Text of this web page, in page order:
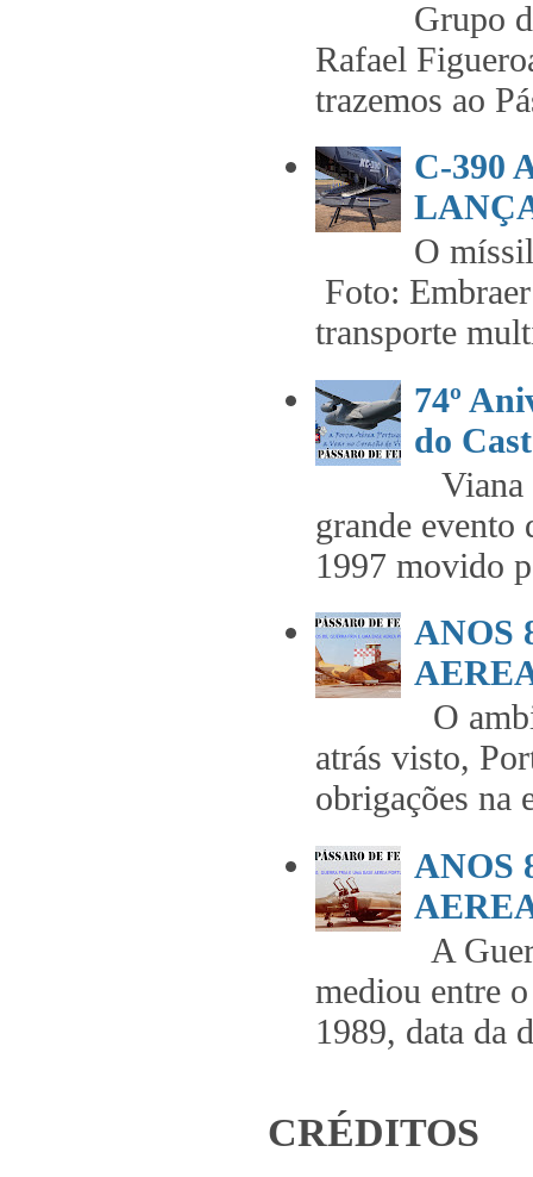
Grupo
Rafael
trazemos ao
C-390
O
Foto:
transporte
74º
do
Viana
grande evento
1997 movido
ANOS
O
atrás visto,
obrigações na
ANOS
A
mediou entre
1989, data da
CRÉDITOS